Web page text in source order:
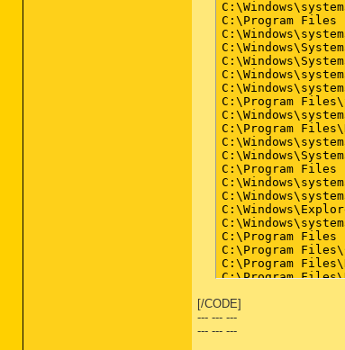
[/CODE]
--- --- ---
--- --- ---